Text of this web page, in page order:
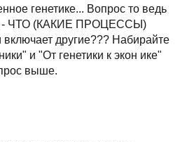
генетике... Вопрос то ведь
- ЧТО (КАКИЕ ПРОЦЕССЫ)
другие??? Набирайте
и "От генетики к экон ике"
выше.